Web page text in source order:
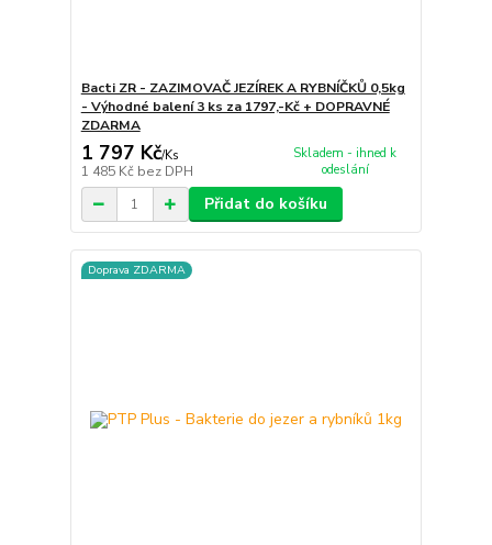
Bacti ZR - ZAZIMOVAČ JEZÍREK A RYBNÍČKŮ 0,5kg
- Výhodné balení 3 ks za 1797,-Kč + DOPRAVNÉ
ZDARMA
1 797 Kč/Ks
1 485 Kč bez DPH
Skladem - ihned k
odeslání
Přidat do košíku
Doprava ZDARMA